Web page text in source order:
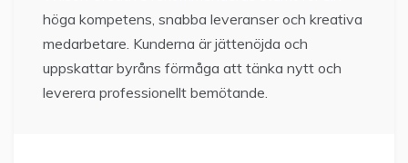
höga kompetens, snabba leveranser och kreativa
medarbetare. Kunderna är jättenöjda och
uppskattar byråns förmåga att tänka nytt och
leverera professionellt bemötande.